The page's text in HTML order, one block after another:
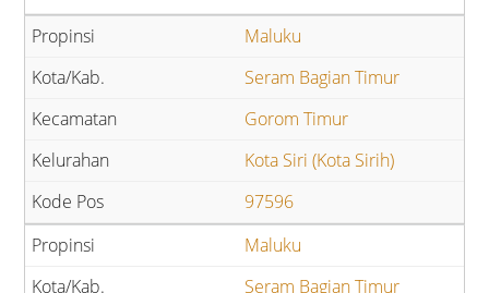
Maluku
Seram Bagian Timur
Gorom Timur
Kota Siri (Kota Sirih)
97596
Maluku
Seram Bagian Timur